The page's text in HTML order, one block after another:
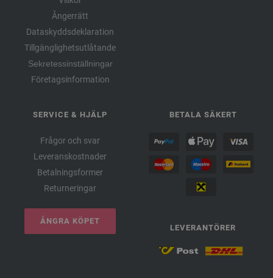
Ångerrätt
Dataskyddsdeklaration
Tillgänglighetsutlåtande
Sekretessinställningar
Företagsinformation
SERVICE & HJÄLP
Frågor och svar
Leveranskostnader
Betalningsformer
Returneringar
ÅNGRA KÖPET
BETALA SÄKERT
LEVERANTÖRER